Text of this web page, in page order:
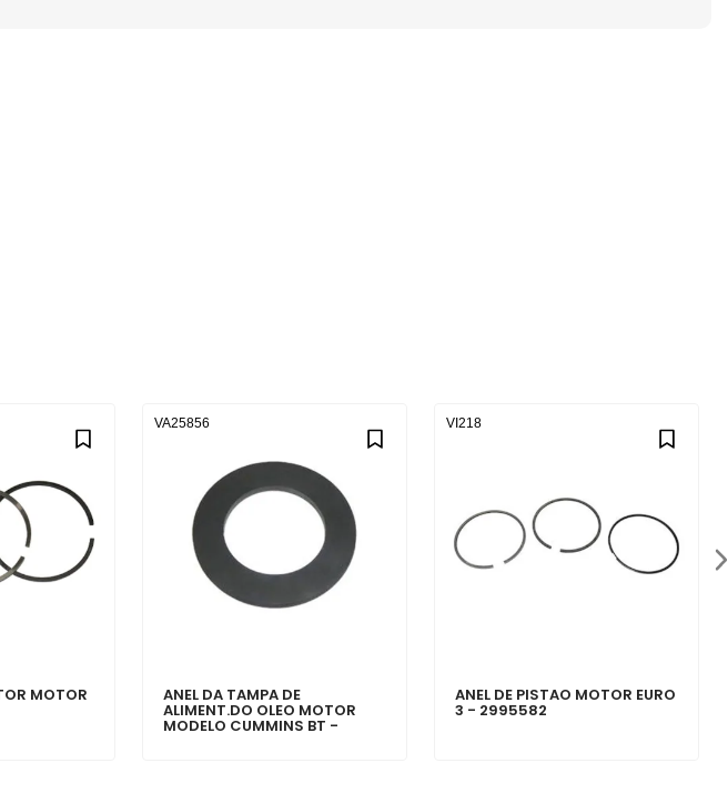
MOTOR ANEL DA TAMPA DE
ALIMENT.DO OLEO MOTOR
MODELO CUMMINS BT -
VA25856
ANEL DE PISTAO MOTOR EURO
3 - 2995582
VI218